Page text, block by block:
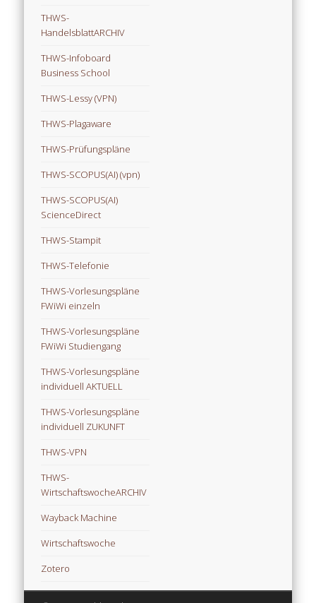
THWS-
HandelsblattARCHIV
THWS-Infoboard
Business School
THWS-Lessy (VPN)
THWS-Plagaware
THWS-Prüfungspläne
THWS-SCOPUS(AI) (vpn)
THWS-SCOPUS(AI)
ScienceDirect
THWS-Stampit
THWS-Telefonie
THWS-Vorlesungspläne
FWiWi einzeln
THWS-Vorlesungspläne
FWiWi Studiengang
THWS-Vorlesungspläne
individuell AKTUELL
THWS-Vorlesungspläne
individuell ZUKUNFT
THWS-VPN
THWS-
WirtschaftswocheARCHIV
Wayback Machine
Wirtschaftswoche
Zotero